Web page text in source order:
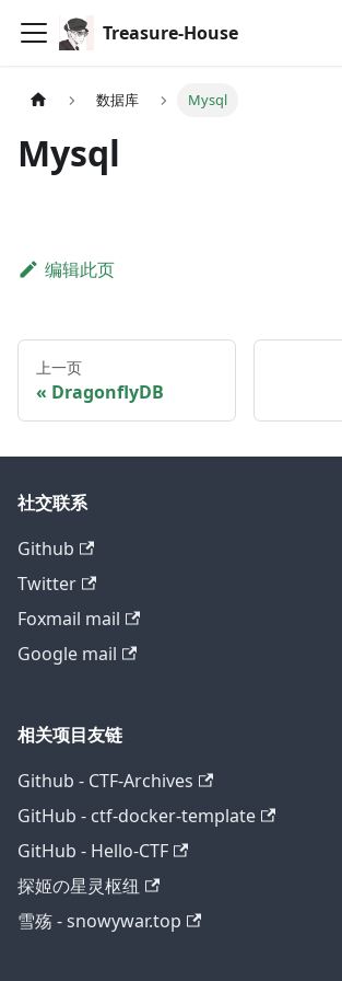
Treasure-House
数据库 Mysql
Mysql
编辑此页
上一页
DragonflyDB
社交联系
Github
Twitter
Foxmail mail
Google mail
相关项目友链
Github - CTF-Archives
GitHub - ctf-docker-template
GitHub - Hello-CTF
探姬の星灵枢纽
雪殇 - snowywar.top